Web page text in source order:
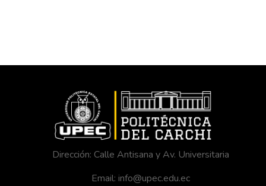
Dirección: Calle Antisana y Av. Universitaria
Email: info@upec.edu.ec